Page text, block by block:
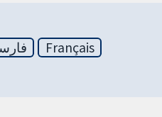
Français